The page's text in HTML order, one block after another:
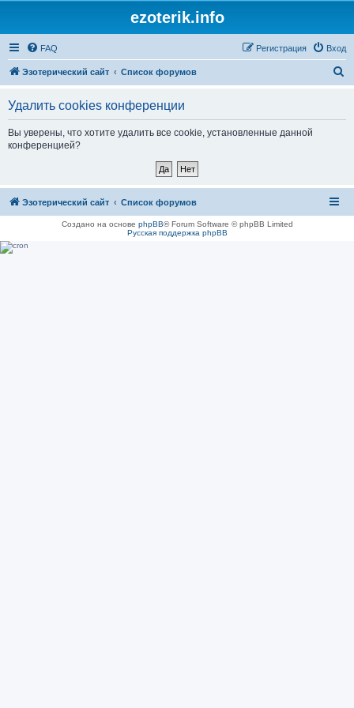
ezoterik.info
FAQ Вход
Регистрация
Эзотерический сайт Список форумов
Удалить cookies конференции
Вы уверены, что хотите удалить все cookie, установленные данной
конференцией?
Эзотерический сайт Список форумов
Создано на основе phpBB® Forum Software © phpBB Limited
Русская поддержка phpBB